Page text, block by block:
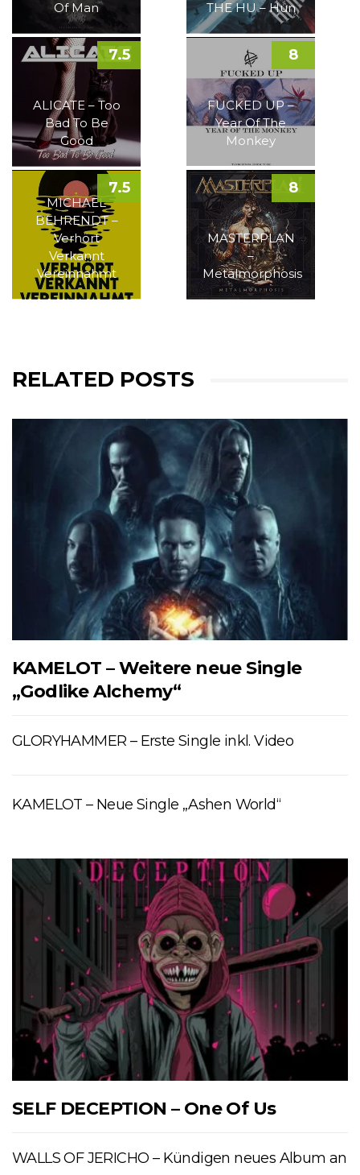
Of Man THE HU – Hun
ALICATE – Too
Bad To Be
Good
7.5
FUCKED UP –
Year Of The
Monkey
8
MICHAEL
BEHRENDT –
Verhört
Verkannt
Vereinnahmt
7.5
MASTERPLAN
–
Metalmorphosis
8
RELATED POSTS
KAMELOT – Weitere neue Single
„Godlike Alchemy“
GLORYHAMMER – Erste Single inkl. Video
KAMELOT – Neue Single „Ashen World“
SELF DECEPTION – One Of Us
WALLS OF JERICHO – Kündigen neues Album an